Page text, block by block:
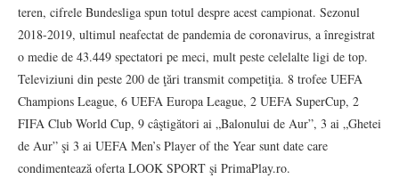
teren, cifrele Bundesliga spun totul despre acest campionat. Sezonul
2018-2019, ultimul neafectat de pandemia de coronavirus, a înregistrat
o medie de 43.449 spectatori pe meci, mult peste celelalte ligi de top.
Televiziuni din peste 200 de ţări transmit competiţia. 8 trofee UEFA
Champions League, 6 UEFA Europa League, 2 UEFA SuperCup, 2
FIFA Club World Cup, 9 câştigători ai „Balonului de Aur”, 3 ai „Ghetei
de Aur” şi 3 ai UEFA Men’s Player of the Year sunt date care
condimentează oferta LOOK SPORT şi PrimaPlay.ro.